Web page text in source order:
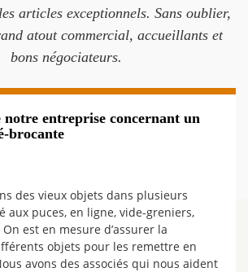
articles exceptionnels. Sans oublier,
atout commercial, accueillants et
bons négociateurs.
notre entreprise concernant un
brocante
des vieux objets dans plusieurs
aux puces, en ligne, vide-greniers,
est en mesure d’assurer la
objets pour les remettre en
avons des associés qui nous aident